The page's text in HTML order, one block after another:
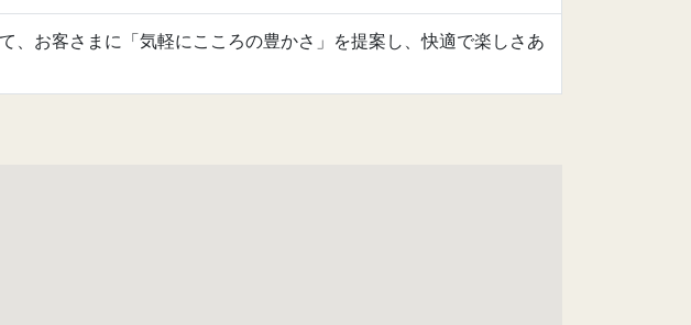
お客さまに「気軽にこころの豊かさ」を提案し、快適で楽しさあ